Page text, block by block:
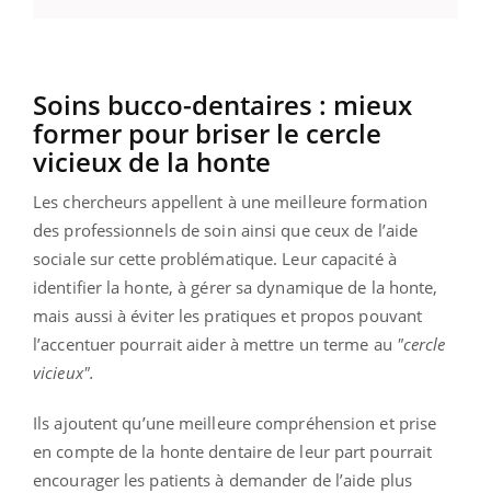
Soins bucco-dentaires : mieux
former pour briser le cercle
vicieux de la honte
Les chercheurs appellent à une meilleure formation
des professionnels de soin ainsi que ceux de l’aide
sociale sur cette problématique. Leur capacité à
identifier la honte, à gérer sa dynamique de la honte,
mais aussi à éviter les pratiques et propos pouvant
l’accentuer pourrait aider à mettre un terme au "cercle
vicieux".
Ils ajoutent qu’une meilleure compréhension et prise
en compte de la honte dentaire de leur part pourrait
encourager les patients à demander de l’aide plus